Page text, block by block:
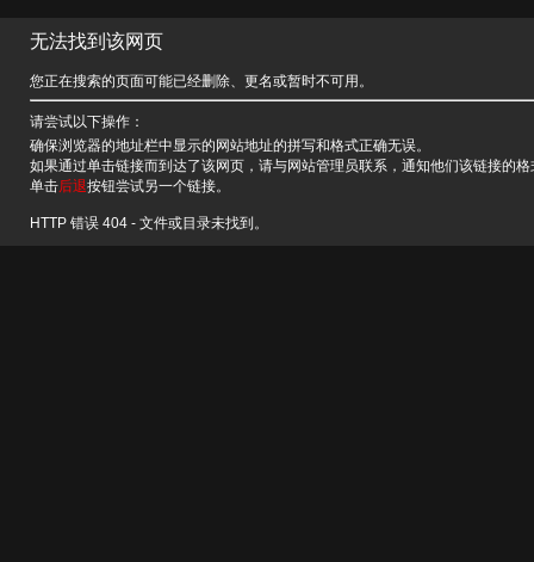
无法找到该网页
您正在搜索的页面可能已经删除、更名或暂时不可用。
请尝试以下操作：
确保浏览器的地址栏中显示的网站地址的拼写和格式正确无误。
如果通过单击链接而到达了该网页，请与网站管理员联系，通知他们该链接的
单击后退按钮尝试另一个链接。
HTTP 错误 404 - 文件或目录未找到。